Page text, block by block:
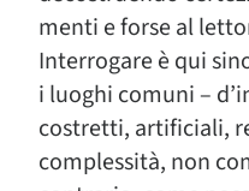
menti e forse al
Interrogare è qui
i luoghi comuni –
costretti, artificiali,
complessità, non